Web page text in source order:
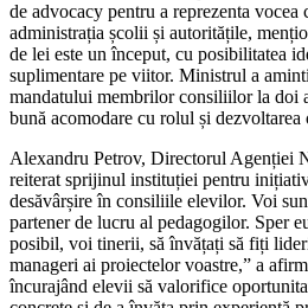
de advocacy pentru a reprezenta
administrația școlii și autoritățile,
de lei este un început, cu posibilitatea
suplimentare pe viitor. Ministrul a
mandatului membrilor consiliilor la doi
bună acomodare cu rolul și dezvoltarea
Alexandru Petrov, Directorul Agenției
reiterat sprijinul instituției pentru
desăvârșire în consiliile elevilor. Voi
partener de lucru al pedagogilor. Sper
posibil, voi tinerii, să învățați să fiți
manageri ai proiectelor voastre,” a
încurajând elevii să valorifice